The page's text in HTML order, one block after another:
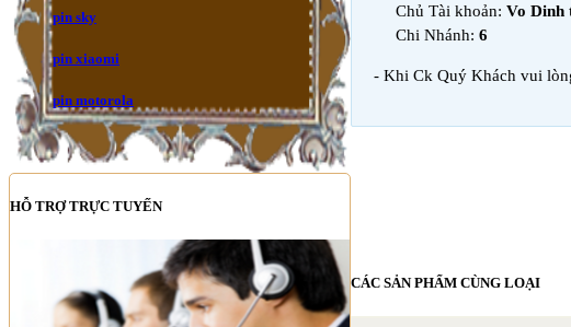
pin sky
pin xiaomi
pin motorola
HỖ TRỢ TRỰC TUYẾN
Chủ Tài khoản: Vo Dinh
Chi Nhánh: 6
- Khi Ck Quý Khách vui
CÁC SẢN PHẨM CÙNG LOẠI